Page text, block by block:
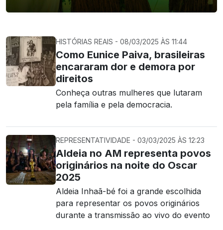
HISTÓRIAS REAIS - 08/03/2025 ÀS 11:44
Como Eunice Paiva, brasileiras
encararam dor e demora por
direitos
Conheça outras mulheres que lutaram
pela família e pela democracia.
REPRESENTATIVIDADE - 03/03/2025 ÀS 12:23
Aldeia no AM representa povos
originários na noite do Oscar
2025
Aldeia Inhaã-bé foi a grande escolhida
para representar os povos originários
durante a transmissão ao vivo do evento